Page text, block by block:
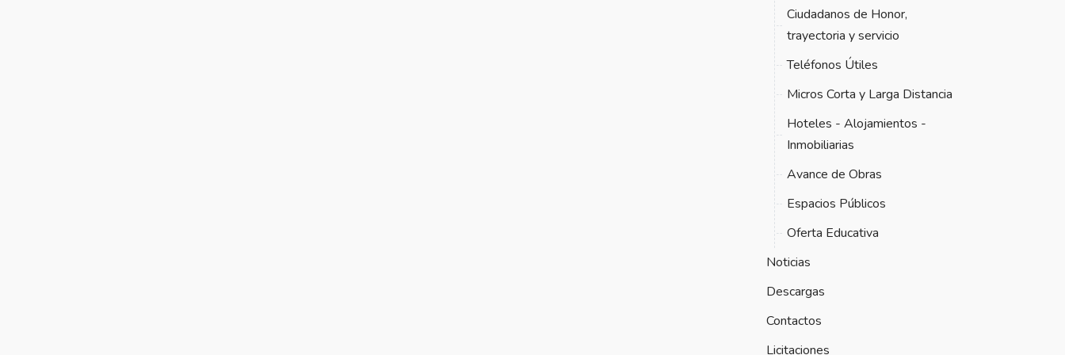
Ciudadanos de Honor,
trayectoria y servicio
Teléfonos Útiles
Micros Corta y Larga Distancia
Hoteles - Alojamientos -
Inmobiliarias
Avance de Obras
Espacios Públicos
Oferta Educativa
Noticias
Descargas
Contactos
Licitaciones